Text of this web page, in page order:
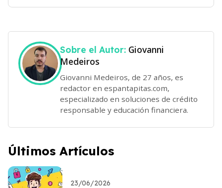
Sobre el Autor: Giovanni
Medeiros
Giovanni Medeiros, de 27 años, es
redactor en espantapitas.com,
especializado en soluciones de crédito
responsable y educación financiera.
Últimos Artículos
23/06/2026